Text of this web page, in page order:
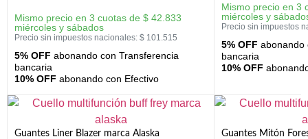
Mismo precio en 3 cuotas de $ 42.833
miércoles y sábados
Precio sin impuestos nacionales: $ 101.515
5% OFF abonando con Transferencia
bancaria
10% OFF abonando con Efectivo
Mismo precio en 3
miércoles y
Precio sin impuestos
5% OFF abonando
bancaria
10% OFF
Guantes Liner Blazer marca Alaska Guantes Mitón